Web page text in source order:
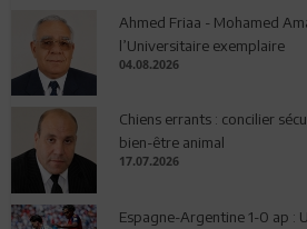
Ahmed Friaa - Mohamed
l’Universitaire exemplaire
04.08.2026
Chiens errants : concilier
bien-être animal
17.07.2026
Espagne-Argentine 1-0 ap :